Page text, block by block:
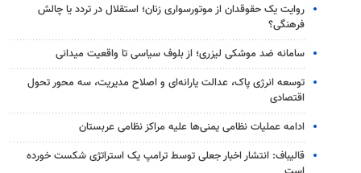
روایت یک حقوقدان از موتورسواری زنان؛ استقلال در تردد یا چالش
فرهنگی؟
سامانه ضد موشکی لیزری؛ از بلوف سیاسی تا واقعیت میدانی
توسعه انرژی پاک، عدالت یارانه‌ای و اصلاح مدیریت، سه محور تحول
اقتصادی
ادامه عملیات نظامی یمنی‌ها علیه مراکز نظامی عربستان
قالیباف: انتشار اخبار جعلی توسط ترامپ یک استراتژی شکست خورده